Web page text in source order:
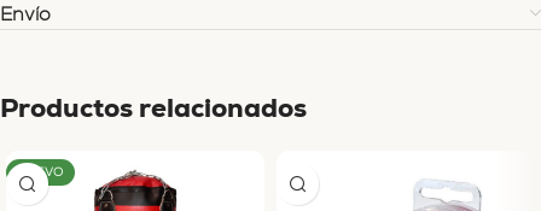
Envío
Productos relacionados
NUEVO